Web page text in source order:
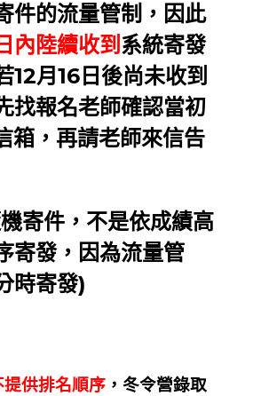
件的流量管制，因此
內陸續收到系統寄發
12月16日後尚未收到
找報名老師確認當初
，再請老師來信告
寄件，不是依成績高
寄發，因為流量管
時寄發)
供排名順序 ，冬令營錄取